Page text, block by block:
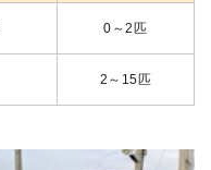
0～2匹
2～15匹